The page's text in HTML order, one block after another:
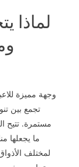
لماذا
تجمع بين
مستمرة. تتيح
لمختلف